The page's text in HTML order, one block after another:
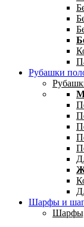
Рубашки
Шарфы и